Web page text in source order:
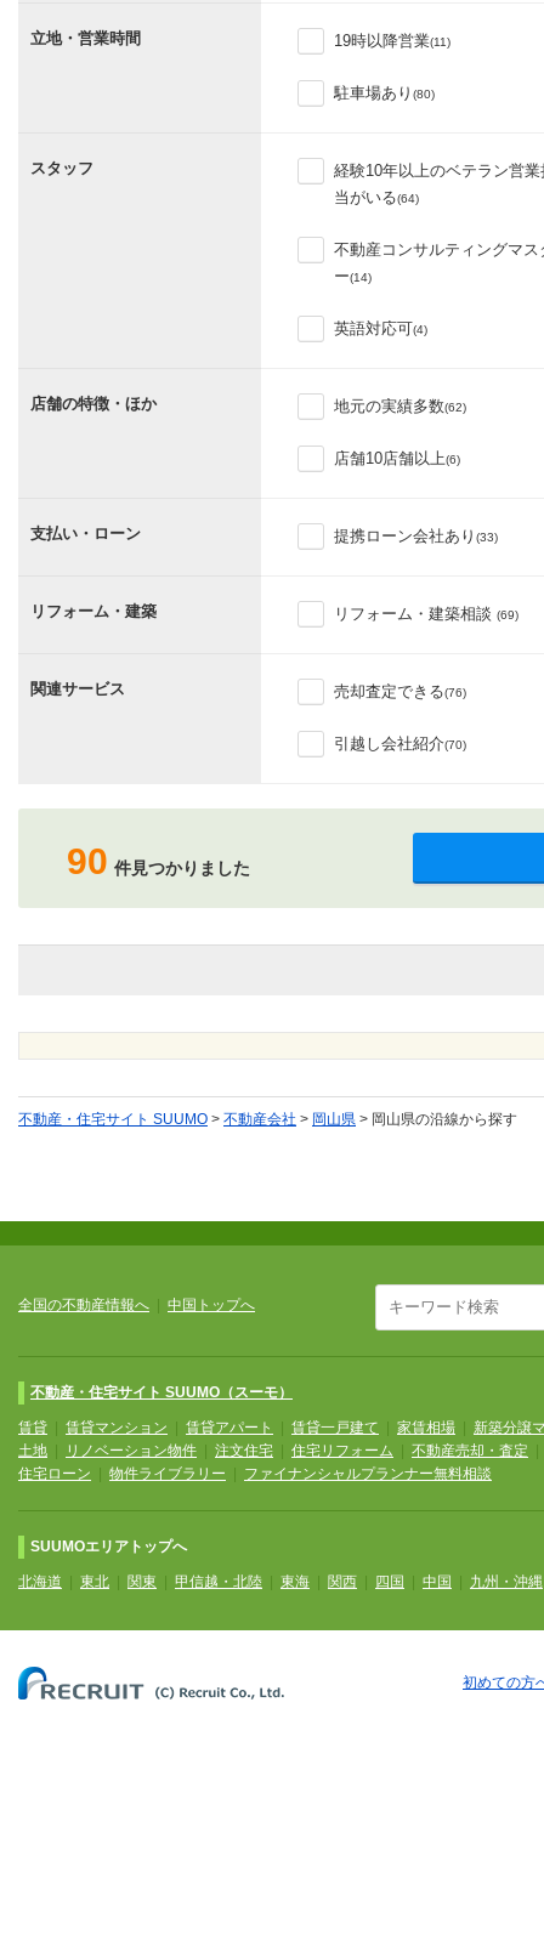
立地・営業時間 19時以降営業(11)
駐車場あり (80)
スタッフ
経験10年以上のベテラン営業
当がいる(64)
不動産コンサルティングマス
ー(14)
英語対応可(4)
店舗の特徴・ほか 地元の実績多数(62)
店舗10店舗以上(6)
支払い・ローン 提携ローン会社あり (33)
リフォーム・建築 リフォーム・建築相談 (69)
関連サービス 売却査定できる(76)
引越し会社紹介(70)
90 件見つかりました
不動産・住宅サイト SUUMO > 不動産会社 > 岡山県 > 岡山県の沿線から探す
全国の不動産情報へ 中国トップへ
不動産・住宅サイト SUUMO（スーモ）
賃貸 賃貸マンション 賃貸アパート 賃貸一戸建て 家賃相場
新築分譲
土地
リノベーション物件 注文住宅 住宅リフォーム 不動産売却・査定
住宅ローン
物件ライブラリー ファイナンシャルプランナー無料相談
SUUMOエリアトップへ
北海道 東北 関東 甲信越・北陸 東海 関西 四国 中国 九州・沖縄
初めての方